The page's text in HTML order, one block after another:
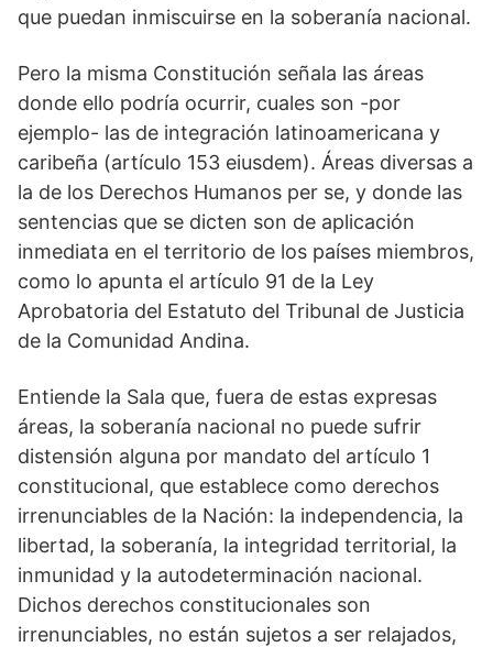
que puedan inmiscuirse en la soberanía nacional.
Pero la misma Constitución señala las áreas
donde ello podría ocurrir, cuales son -por
ejemplo- las de integración latinoamericana y
caribeña (artículo 153 eiusdem). Áreas diversas a
la de los Derechos Humanos per se, y donde las
sentencias que se dicten son de aplicación
inmediata en el territorio de los países miembros,
como lo apunta el artículo 91 de la Ley
Aprobatoria del Estatuto del Tribunal de Justicia
de la Comunidad Andina.
Entiende la Sala que, fuera de estas expresas
áreas, la soberanía nacional no puede sufrir
distensión alguna por mandato del artículo 1
constitucional, que establece como derechos
irrenunciables de la Nación: la independencia, la
libertad, la soberanía, la integridad territorial, la
inmunidad y la autodeterminación nacional.
Dichos derechos constitucionales son
irrenunciables, no están sujetos a ser relajados,